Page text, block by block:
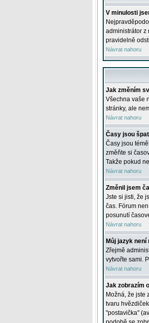
V minulosti
administrátor z
pravidelně
Návrat nahoru
Jak změním
Všechna vaše
stránky, ale
Návrat nahoru
Časy jsou
Časy jsou
změňte si
Takže pokud
Návrat nahoru
Změnil jsem
Jste si jisti, že
čas. Fórum
posunutí
Návrat nahoru
Můj jazyk není
Zřejmě
vytvořte sami.
Návrat nahoru
Jak zobrazím
Možná, že jste
tvaru
"postavička"